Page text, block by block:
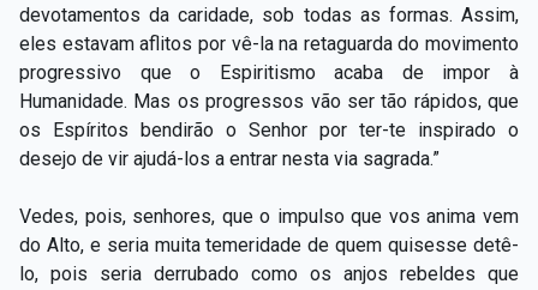
devotamentos da caridade, sob todas as formas. Assim,
eles estavam aflitos por vê-la na retaguarda do movimento
progressivo que o Espiritismo acaba de impor à
Humanidade. Mas os progressos vão ser tão rápidos, que
os Espíritos bendirão o Senhor por ter-te inspirado o
desejo de vir ajudá-los a entrar nesta via sagrada.”
Vedes, pois, senhores, que o impulso que vos anima vem
do Alto, e seria muita temeridade de quem quisesse detê-
lo, pois seria derrubado como os anjos rebeldes que